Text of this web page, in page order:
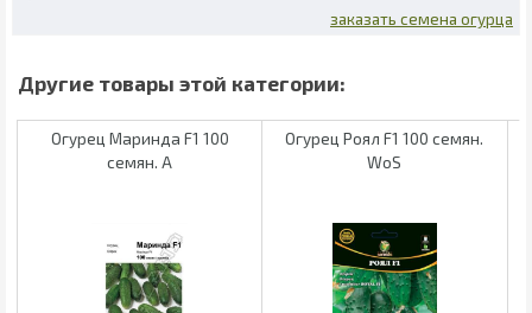
заказать семена огурца
Огурец Маринда F1 100
семян. А
Огурец Роял F1 100 семян.
WoS